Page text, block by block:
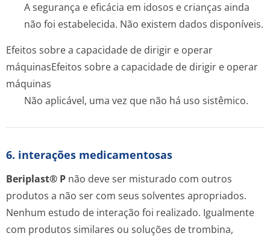
A segurança e eficácia em idosos e crianças ainda
não foi estabelecida. Não existem dados disponíveis.
Efeitos sobre a capacidade de dirigir e operar
máquinasEfeitos sobre a capacidade de dirigir e operar
máquinas
Não aplicável, uma vez que não há uso sistêmico.
6. interações medicamentosas
Beriplast® P não deve ser misturado com outros
produtos a não ser com seus solventes apropriados.
Nenhum estudo de interação foi realizado. Igualmente
com produtos similares ou soluções de trombina,